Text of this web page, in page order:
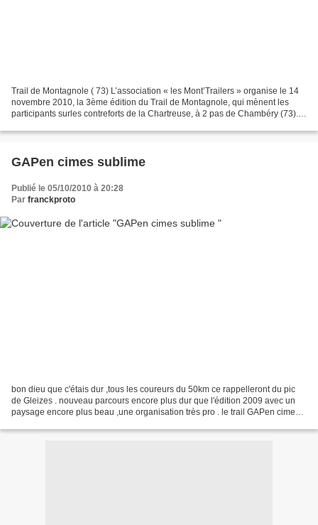
Trail de Montagnole ( 73) L’association « les Mont’Trailers » organise le 14
novembre 2010, la 3ème édition du Trail de Montagnole, qui mènent les
participants surles contreforts de la Chartreuse, à 2 pas de Chambéry (73).
GAPen cimes sublime
Publié le 05/10/2010 à 20:28
Par franckproto
bon dieu que c'étais dur ,tous les coureurs du 50km ce rappelleront du pic
de Gleizes . nouveau parcours encore plus dur que l'édition 2009 avec un
paysage encore plus beau ,une organisation très pro . le trail GAPen cimes